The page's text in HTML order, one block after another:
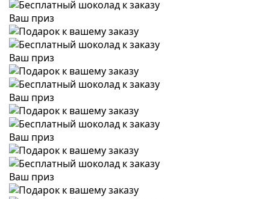
Ваш приз
Ваш приз
Ваш приз
Ваш приз
Ваш приз